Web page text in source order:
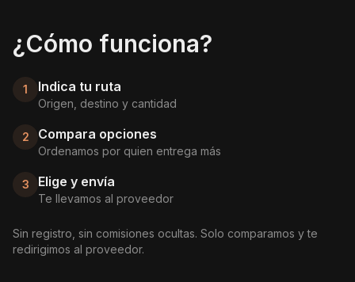
¿Cómo funciona?
1 Indica tu ruta
Origen, destino y cantidad
2 Compara opciones
Ordenamos por quien entrega más
3 Elige y envía
Te llevamos al proveedor
Sin registro, sin comisiones ocultas. Solo comparamos y te
redirigimos al proveedor.